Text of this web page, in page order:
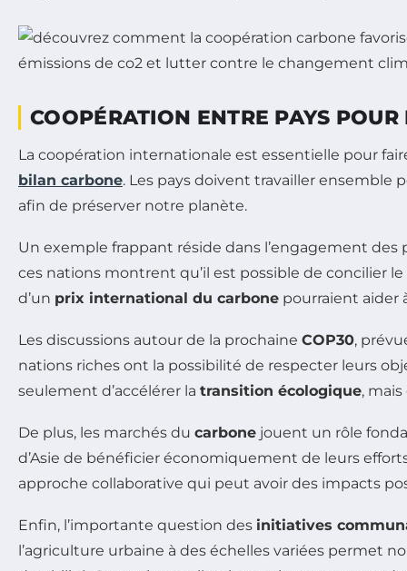
COOPÉRATION ENTRE PAYS
La coopération internationale est essentielle pour
bilan carbone. Les pays doivent travailler ensemble
afin de préserver notre planète.
Un exemple frappant réside dans l’engagement
ces nations montrent qu’il est possible de concilier
d’un prix international du carbone pourraient aider
Les discussions autour de la prochaine COP30,
nations riches ont la possibilité de respecter leurs
seulement d’accélérer la transition écologique,
De plus, les marchés du carbone jouent un rôle
d’Asie de bénéficier économiquement de leurs
approche collaborative qui peut avoir des impacts
Enfin, l’importante question des initiatives
l’agriculture urbaine à des échelles variées permet